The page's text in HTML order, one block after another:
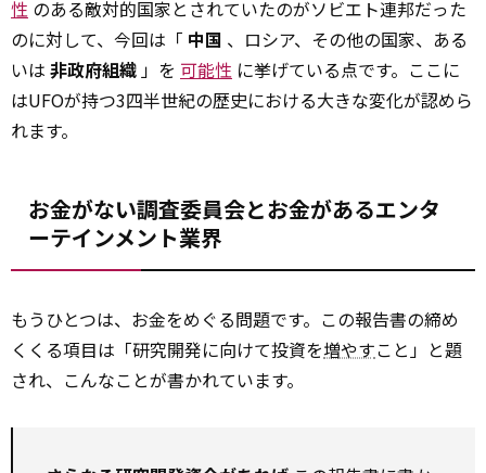
性 のある敵対的国家とされていたのがソビエト連邦だった
のに対して、今回は「 中国 、ロシア、その他の国家、ある
いは 非政府組織 」を 可能性 に挙げている点です。ここに
はUFOが持つ3四半世紀の歴史における大きな変化が認めら
れます。
お金がない調査委員会とお金があるエンタ
ーテインメント業界
もうひとつは、お金をめぐる問題です。この報告書の締め
くくる項目は「研究開発に向けて投資を増やすこと」と題
され、こんなことが書かれています。